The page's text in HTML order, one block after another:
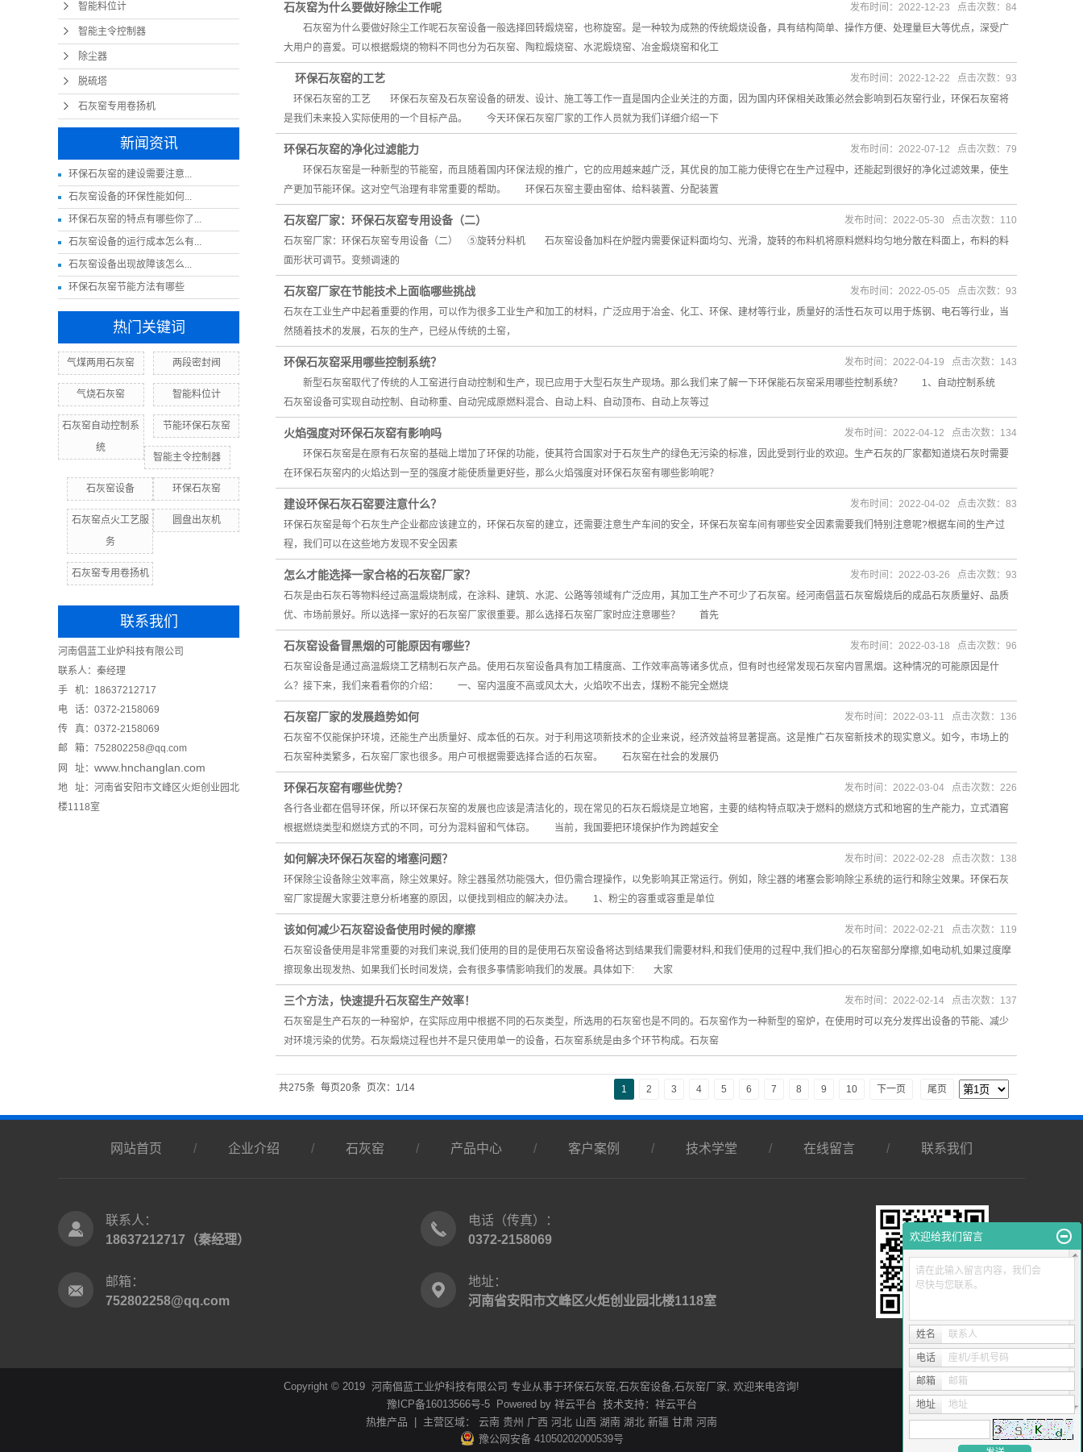
智能料位计
智能主令控制器
除尘器
脱硫塔
石灰窑专用卷扬机
新闻资讯
​环保石灰窑的建设需要注意...
​石灰窑设备的环保性能如何...
环保石灰窑的特点有哪些你了...
石灰窑设备的运行成本怎么有...
​石灰窑设备出现故障该怎么...
环保石灰窑节能方法有哪些
热门关键词
气煤两用石灰窑 两段密封阀
气烧石灰窑 智能料位计
石灰窑自动控制系
统
节能环保石灰窑
智能主令控制器
石灰窑设备 环保石灰窑
石灰窑点火工艺服
务
圆盘出灰机
石灰窑专用卷扬机
联系我们
河南倡蓝工业炉科技有限公司
联系人：秦经理
手 机：18637212717
电 话：0372-2158069
传 真：0372-2158069
邮 箱：752802258@qq.com
网 址： www.hnchanglan.com
地 址：河南省安阳市文峰区火炬创业园北
楼1118室
石灰窑为什么要做好除尘工作呢
石灰窑为什么要做好除尘工作呢石灰窑设备一般选择回转煅烧窑，也称旋窑。是一种较为成熟的传统煅烧设备，具有结构简单、操作方便、处理量巨大等优点，深受广
大用户的喜爱。可以根据煅烧的物料不同也分为石灰窑、陶粒煅烧窑、水泥煅烧窑、冶金煅烧窑和化工
发布时间：2022-12-23 点击次数：84
环保石灰窑的工艺
环保石灰窑的工艺 环保石灰窑及石灰窑设备的研发、设计、施工等工作一直是国内企业关注的方面，因为国内环保相关政策必然会影响到石灰窑行业，环保石灰窑将
是我们未来投入实际使用的一个目标产品。 今天环保石灰窑厂家的工作人员就为我们详细介绍一下
发布时间：2022-12-22 点击次数：93
环保石灰窑的净化过滤能力
环保石灰窑是一种新型的节能窑，而且随着国内环保法规的推广，它的应用越来越广泛，其优良的加工能力使得它在生产过程中，还能起到很好的净化过滤效果，使生
产更加节能环保。这对空气治理有非常重要的帮助。 环保石灰窑主要由窑体、给料装置、分配装置
发布时间：2022-07-12 点击次数：79
石灰窑厂家：环保石灰窑专用设备（二）
石灰窑厂家：环保石灰窑专用设备（二） ⑤旋转分料机 石灰窑设备加料在炉膛内需要保证料面均匀、光滑，旋转的布料机将原料燃料均匀地分散在料面上，布料的料
面形状可调节。变频调速的
发布时间：2022-05-30 点击次数：110
石灰窑厂家在节能技术上面临哪些挑战
石灰在工业生产中起着重要的作用，可以作为很多工业生产和加工的材料，广泛应用于冶金、化工、环保、建材等行业，质量好的活性石灰可以用于炼钢、电石等行业，当
然随着技术的发展，石灰的生产，已经从传统的土窑，
发布时间：2022-05-05 点击次数：93
环保石灰窑采用哪些控制系统？
新型石灰窑取代了传统的人工窑进行自动控制和生产，现已应用于大型石灰生产现场。那么我们来了解一下环保能石灰窑采用哪些控制系统？ 1、自动控制系统
石灰窑设备可实现自动控制、自动称重、自动完成原燃料混合、自动上料、自动顶布、自动上灰等过
发布时间：2022-04-19 点击次数：143
火焰强度对环保石灰窑有影响吗
环保石灰窑是在原有石灰窑的基础上增加了环保的功能，使其符合国家对于石灰生产的绿色无污染的标准，因此受到行业的欢迎。生产石灰的厂家都知道烧石灰时需要
在环保石灰窑内的火焰达到一至的强度才能使质量更好些，那么火焰强度对环保石灰窑有哪些影响呢？
发布时间：2022-04-12 点击次数：134
建设环保石灰石窑要注意什么？
环保石灰窑是每个石灰生产企业都应该建立的，环保石灰窑的建立，还需要注意生产车间的安全，环保石灰窑车间有哪些安全因素需要我们特别注意呢?根据车间的生产过
程，我们可以在这些地方发现不安全因素
发布时间：2022-04-02 点击次数：83
怎么才能选择一家合格的石灰窑厂家？
石灰是由石灰石等物料经过高温煅烧制成，在涂料、建筑、水泥、公路等领域有广泛应用，其加工生产不可少了石灰窑。经河南倡蓝石灰窑煅烧后的成品石灰质量好、品质
优、市场前景好。所以选择一家好的石灰窑厂家很重要。那么选择石灰窑厂家时应注意哪些？ 首先
发布时间：2022-03-26 点击次数：93
石灰窑设备冒黑烟的可能原因有哪些？
石灰窑设备是通过高温煅烧工艺精制石灰产品。使用石灰窑设备具有加工精度高、工作效率高等诸多优点，但有时也经常发现石灰窑内冒黑烟。这种情况的可能原因是什
么？接下来，我们来看看你的介绍： 一、窑内温度不高或风太大，火焰吹不出去，煤粉不能完全燃烧
发布时间：2022-03-18 点击次数：96
石灰窑厂家的发展趋势如何
石灰窑不仅能保护环境，还能生产出质量好、成本低的石灰。对于利用这项新技术的企业来说，经济效益将显著提高。这是推广石灰窑新技术的现实意义。如今，市场上的
石灰窑种类繁多，石灰窑厂家也很多。用户可根据需要选择合适的石灰窑。 石灰窑在社会的发展仍
发布时间：2022-03-11 点击次数：136
环保石灰窑有哪些优势？
各行各业都在倡导环保，所以环保石灰窑的发展也应该是清洁化的，现在常见的石灰石煅烧是立地窖，主要的结构特点取决于燃料的燃烧方式和地窖的生产能力，立式酒窖
根据燃烧类型和燃烧方式的不同，可分为混料留和气体窃。 当前，我国要把环境保护作为跨越安全
发布时间：2022-03-04 点击次数：226
如何解决环保石灰窑的堵塞问题？
环保除尘设备除尘效率高，除尘效果好。除尘器虽然功能强大，但仍需合理操作，以免影响其正常运行。例如，除尘器的堵塞会影响除尘系统的运行和除尘效果。环保石灰
窑厂家提醒大家要注意分析堵塞的原因，以便找到相应的解决办法。 1、粉尘的容重或容重是单位
发布时间：2022-02-28 点击次数：138
该如何减少石灰窑设备使用时候的摩擦
石灰窑设备使用是非常重要的对我们来说,我们使用的目的是使用石灰窑设备将达到结果我们需要材料,和我们使用的过程中,我们担心的石灰窑部分摩擦,如电动机,如果过度摩
擦现象出现发热、如果我们长时间发烧，会有很多事情影响我们的发展。具体如下: 大家
发布时间：2022-02-21 点击次数：119
三个方法，快速提升石灰窑生产效率！
石灰窑是生产石灰的一种窑炉，在实际应用中根据不同的石灰类型，所选用的石灰窑也是不同的。石灰窑作为一种新型的窑炉，在使用时可以充分发挥出设备的节能、减少
对环境污染的优势。石灰煅烧过程也并不是只使用单一的设备，石灰窑系统是由多个环节构成。石灰窑
发布时间：2022-02-14 点击次数：137
共275条 每页20条 页次：1/14 1 2 3 4 5 6 7 8 9 10 下一页 尾页
网站首页 / 企业介绍 / 石灰窑 / 产品中心 / 客户案例 / 技术学堂 / 在线留言 / 联系我们
联系人：
18637212717（秦经理）
电话（传真）：
0372-2158069
邮箱：
752802258@qq.com
地址：
河南省安阳市文峰区火炬创业园北楼1118室
Copyright © 2019 河南倡蓝工业炉科技有限公司 专业从事于环保石灰窑 石灰窑设备 石灰窑厂家 , 欢迎来电咨询!
豫ICP备16013566号-5Powered by 祥云平台 技术支持： 祥云平台
热推产品 | 主营区域： 云南 贵州 广西 河北 山西 湖南 湖北 新疆 甘肃 河南
豫公网安备 41050202000539号
欢迎给我们留言
请在此输入留言内容，我们会
尽快与您联系。
姓名 联系人
电话 座机/手机号码
邮箱 邮箱
地址 地址